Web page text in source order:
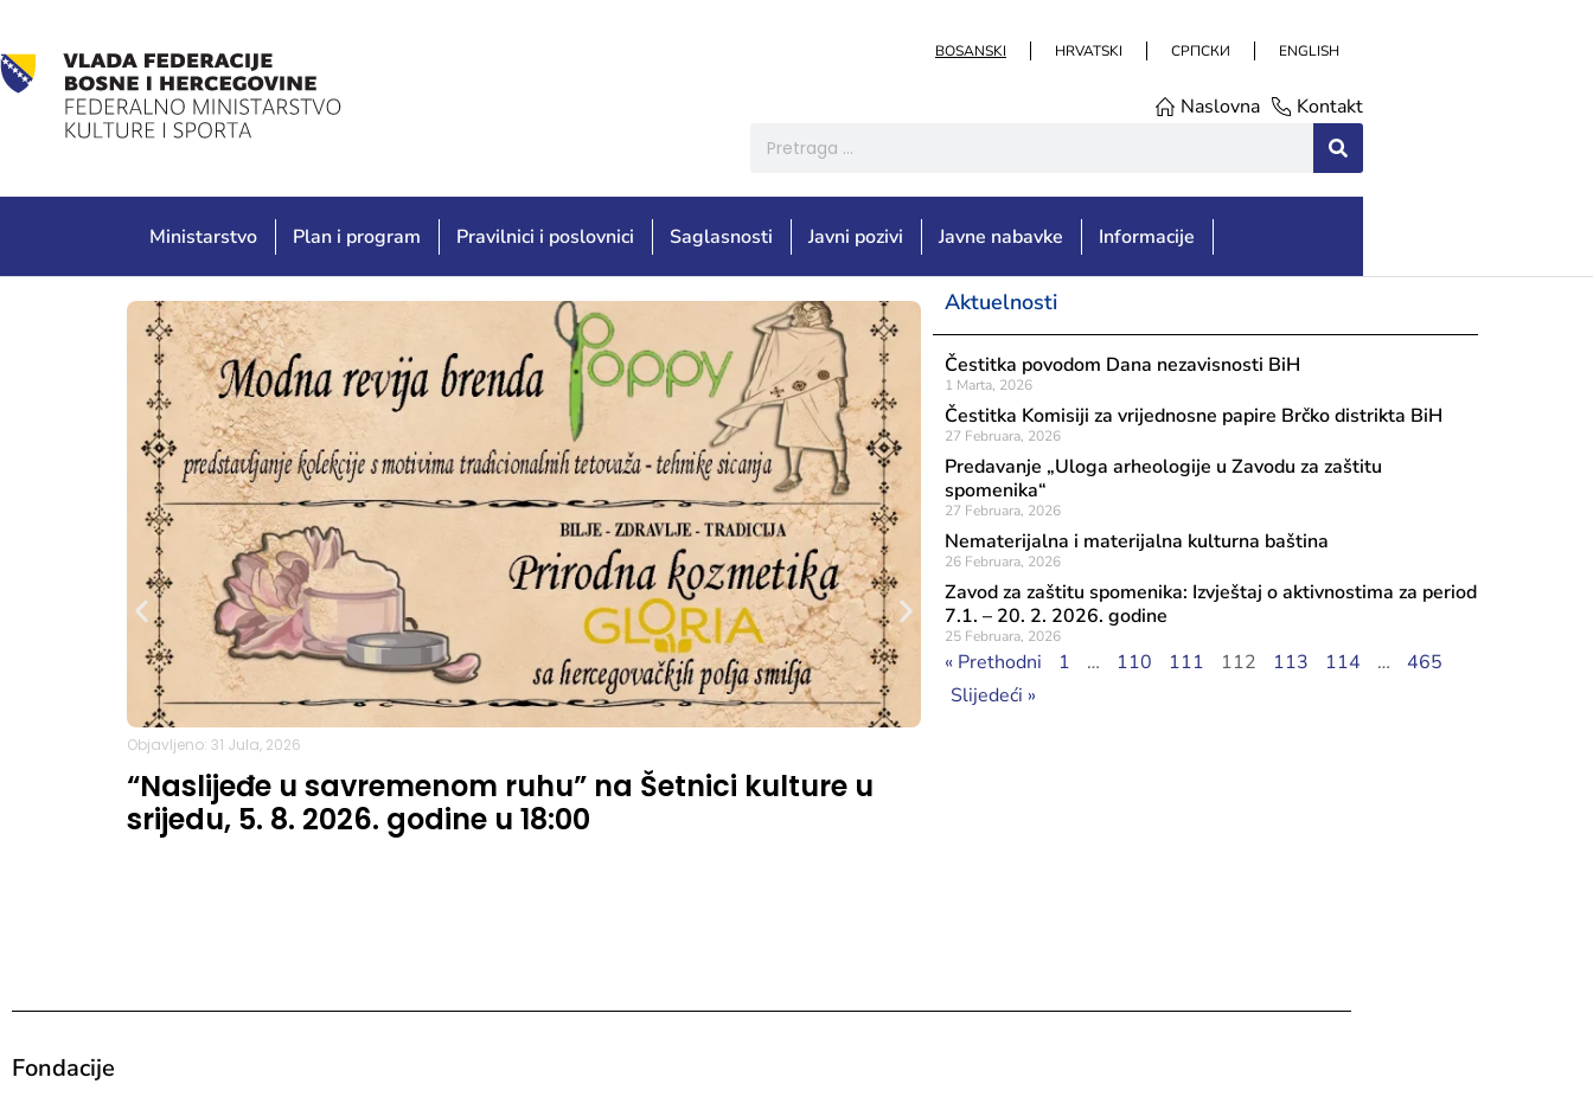
BOSANSKI HRVATSKI СРПСКИ ENGLISH
Naslovna Kontakt
Ministarstvo Plan i program Pravilnici i poslovnici Saglasnosti Javni pozivi Javne nabavke Informacije
Objavljeno: 31 Jula, 2026
“Naslijeđe u savremenom ruhu” na Šetnici kulture u
srijedu, 5. 8. 2026. godine u 18:00
Aktuelnosti
Čestitka povodom Dana nezavisnosti BiH
1 Marta, 2026
Čestitka Komisiji za vrijednosne papire Brčko distrikta BiH
27 Februara, 2026
Predavanje „Uloga arheologije u Zavodu za zaštitu
spomenika“
27 Februara, 2026
Nematerijalna i materijalna kulturna baština
26 Februara, 2026
Zavod za zaštitu spomenika: Izvještaj o aktivnostima za period
7.1. – 20. 2. 2026. godine
25 Februara, 2026
« Prethodni 1 … 110 111 112 113 114 …
465
Slijedeći »
Fondacije